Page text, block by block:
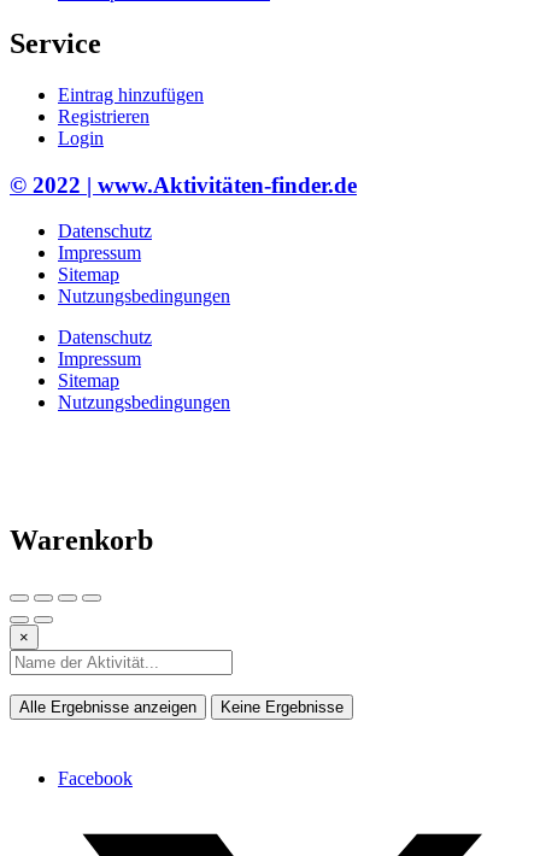
Service
Eintrag hinzufügen
Registrieren
Login
© 2022 | www.Aktivitäten-finder.de
Datenschutz
Impressum
Sitemap
Nutzungsbedingungen
Datenschutz
Impressum
Sitemap
Nutzungsbedingungen
Warenkorb
×
Alle Ergebnisse anzeigen Keine Ergebnisse
Facebook